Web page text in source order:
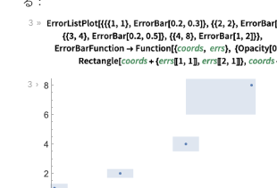
3
Wolfram Language code:
3